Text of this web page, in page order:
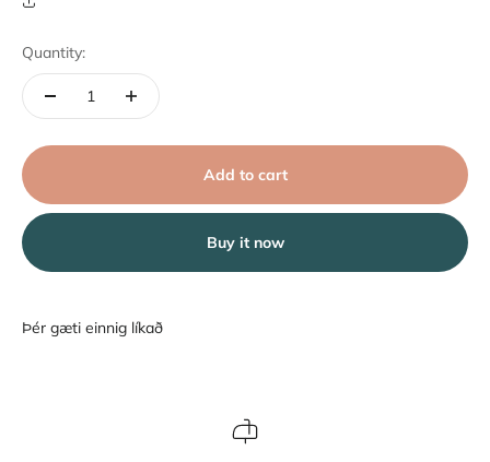
Quantity:
Add to cart
Buy it now